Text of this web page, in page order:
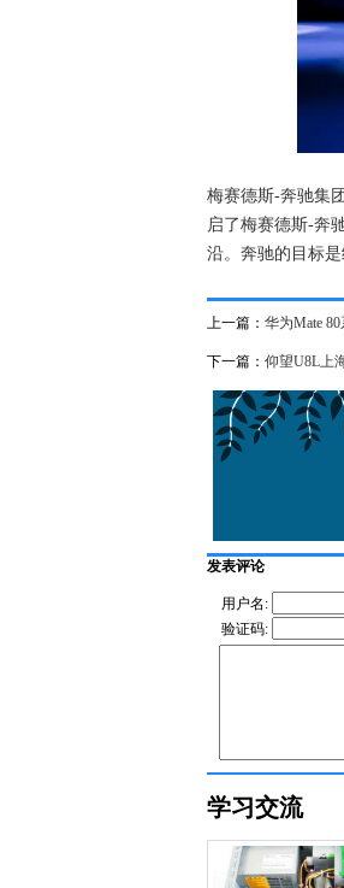
梅赛德斯-奔驰集
启了梅赛德斯-奔
沿。奔驰的目标
上一篇： 华为Mate
下一篇： 仰望U8L上
发表评论
用户名:
验证码:
学习交流